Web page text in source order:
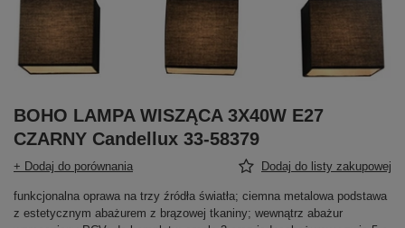
BOHO LAMPA WISZĄCA 3X40W E27
CZARNY Candellux 33-58379
+ Dodaj do porównania Dodaj do listy zakupowej
funkcjonalna oprawa na trzy źródła światła; ciemna metalowa podstawa
z estetycznym abażurem z brązowej tkaniny; wewnątrz abażur